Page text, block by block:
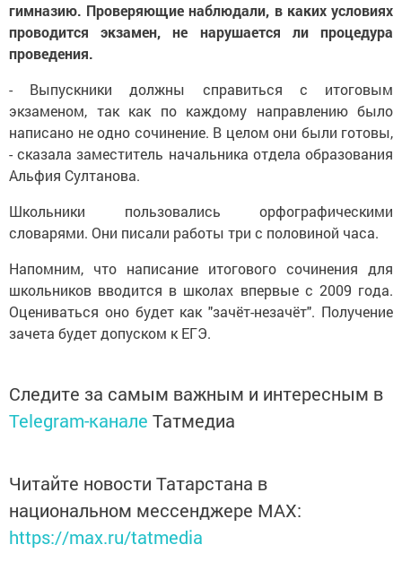
гимназию. Проверяющие наблюдали, в каких условиях
проводится экзамен, не нарушается ли процедура
проведения.
- Выпускники должны справиться с итоговым
экзаменом, так как по каждому направлению было
написано не одно сочинение. В целом они были готовы,
- сказала заместитель начальника отдела образования
Альфия Султанова.
Школьники пользовались орфографическими
словарями. Они писали работы три с половиной часа.
Напомним, что написание итогового сочинения для
школьников вводится в школах впервые с 2009 года.
Оцениваться оно будет как "зачёт-незачёт". Получение
зачета будет допуском к ЕГЭ.
Следите за самым важным и интересным в
Telegram-канале Татмедиа
Читайте новости Татарстана в
национальном мессенджере MАХ:
https://max.ru/tatmedia